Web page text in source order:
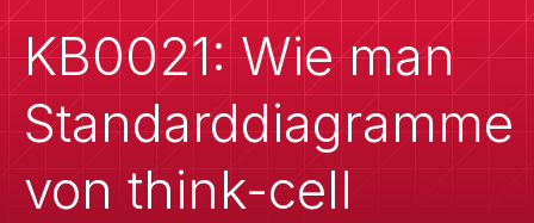
KB0021: Wie man
Standarddiagramme
von think-cell